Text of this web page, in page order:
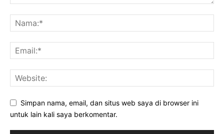
Simpan nama, email, dan situs web saya di browser ini
untuk lain kali saya berkomentar.